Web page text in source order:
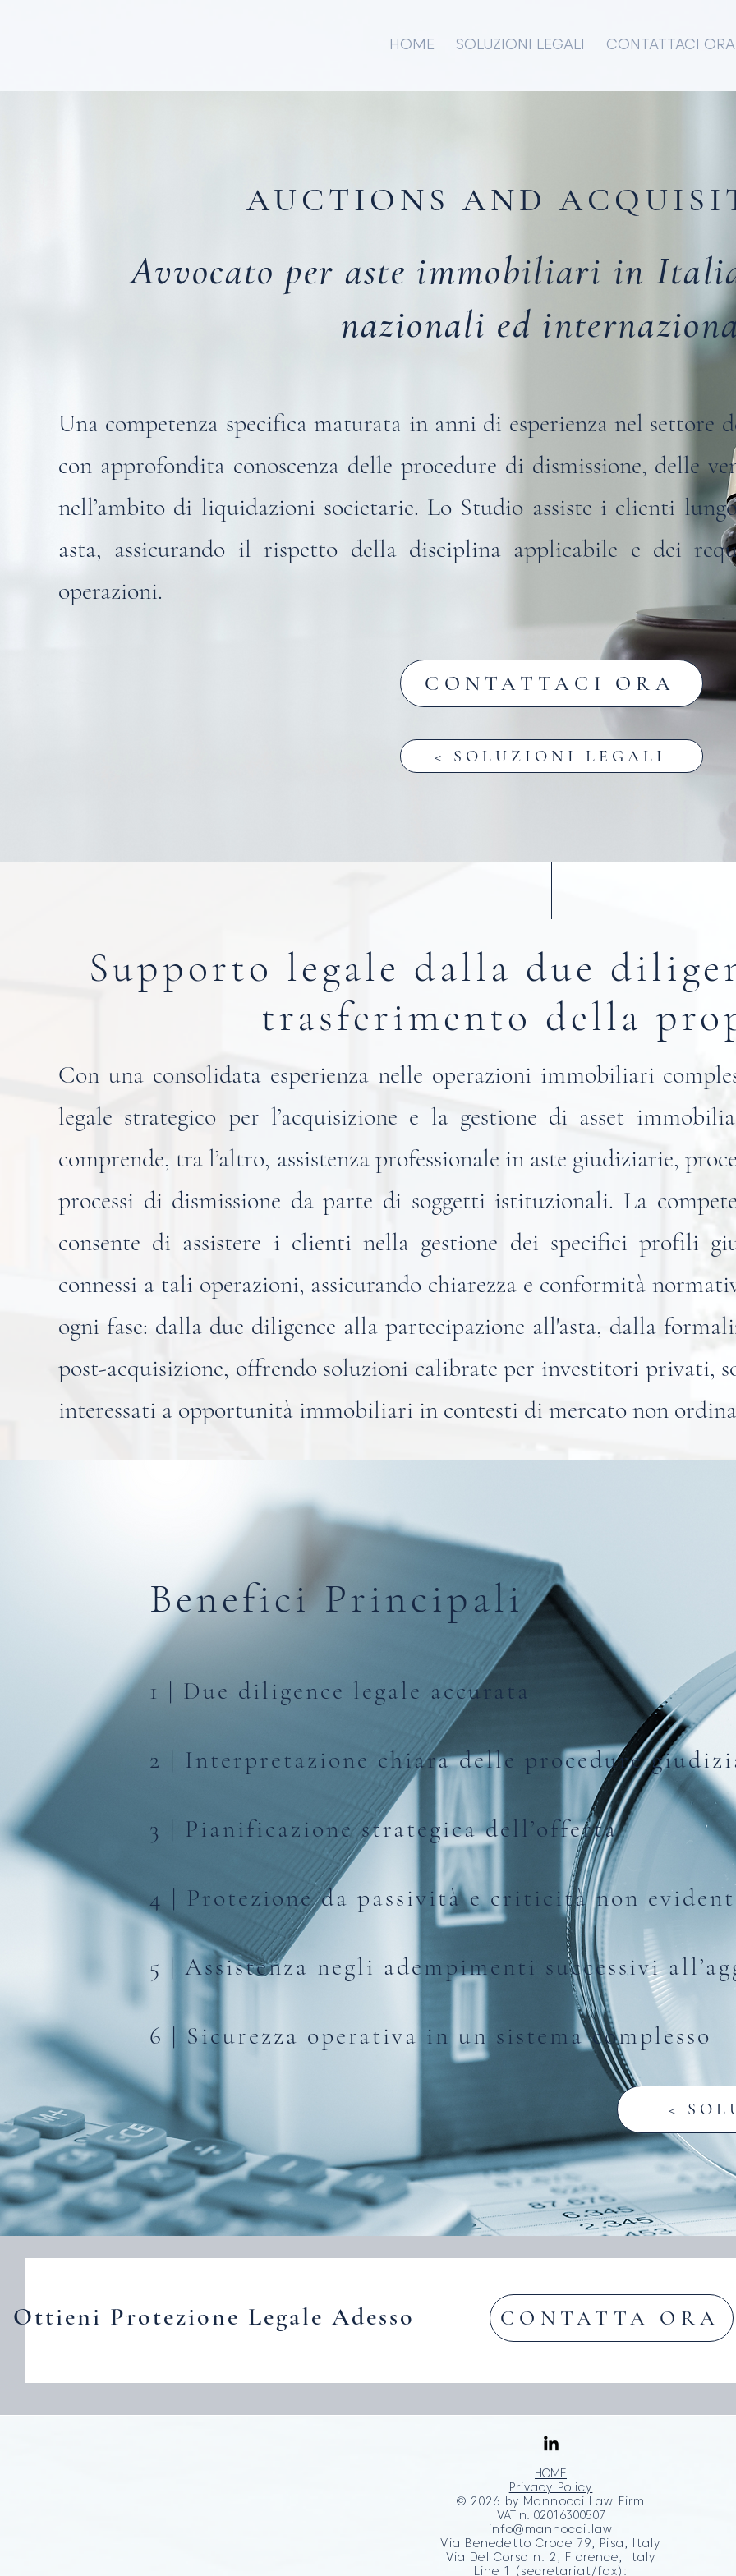
HOME SOLUZIONI LEGALI CONTATTACI ORA
AUCTIONS AND
Avvocato per aste immobiliari in
nazionali ed
Una competenza specifica maturata in anni di esperienza nel
con approfondita conoscenza delle procedure di dismissione, delle
nell’ambito di liquidazioni societarie. Lo Studio assiste i clienti
asta, assicurando il rispetto della disciplina applicabile e dei
operazioni.
CONTATTACI ORA
< SOLUZIONI LEGALI
Supporto legale dalla due
trasferimento della
Con una consolidata esperienza nelle operazioni immobiliari
legale strategico per l’acquisizione e la gestione di asset
comprende, tra l’altro, assistenza professionale in aste giudiziarie,
processi di dismissione da parte di soggetti istituzionali. La
consente di assistere i clienti nella gestione dei specifici profili
connessi a tali operazioni, assicurando chiarezza e conformità
ogni fase: dalla due diligence alla partecipazione all'asta, dalla
post-acquisizione, offrendo soluzioni calibrate per investitori privati,
interessati a opportunità immobiliari in contesti di mercato non
Benefici Principali
1 | Due diligence legale accurata
2 | Interpretazione chiara delle procedure
3 | Pianificazione strategica dell’offerta
4 | Protezione da passività e criticità non
5 | Assistenza negli adempimenti successivi
6 | Sicurezza operativa in un sistema complesso
<
Ottieni Protezione Legale Adesso CONTATTA ORA
HOME
Privacy Policy
© 2026 by Mannocci Law Firm
VAT n. 02016300507
info@mannocci.law
Via Benedetto Croce 79, Pisa, Italy
Via Del Corso n. 2, Florence, Italy
Line 1 (secretariat/fax):